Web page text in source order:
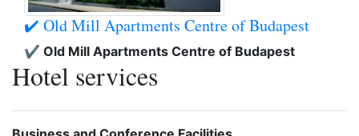
✔️ Old Mill Apartments Centre of Budapest
✔️ Old Mill Apartments Centre of Budapest
Hotel services